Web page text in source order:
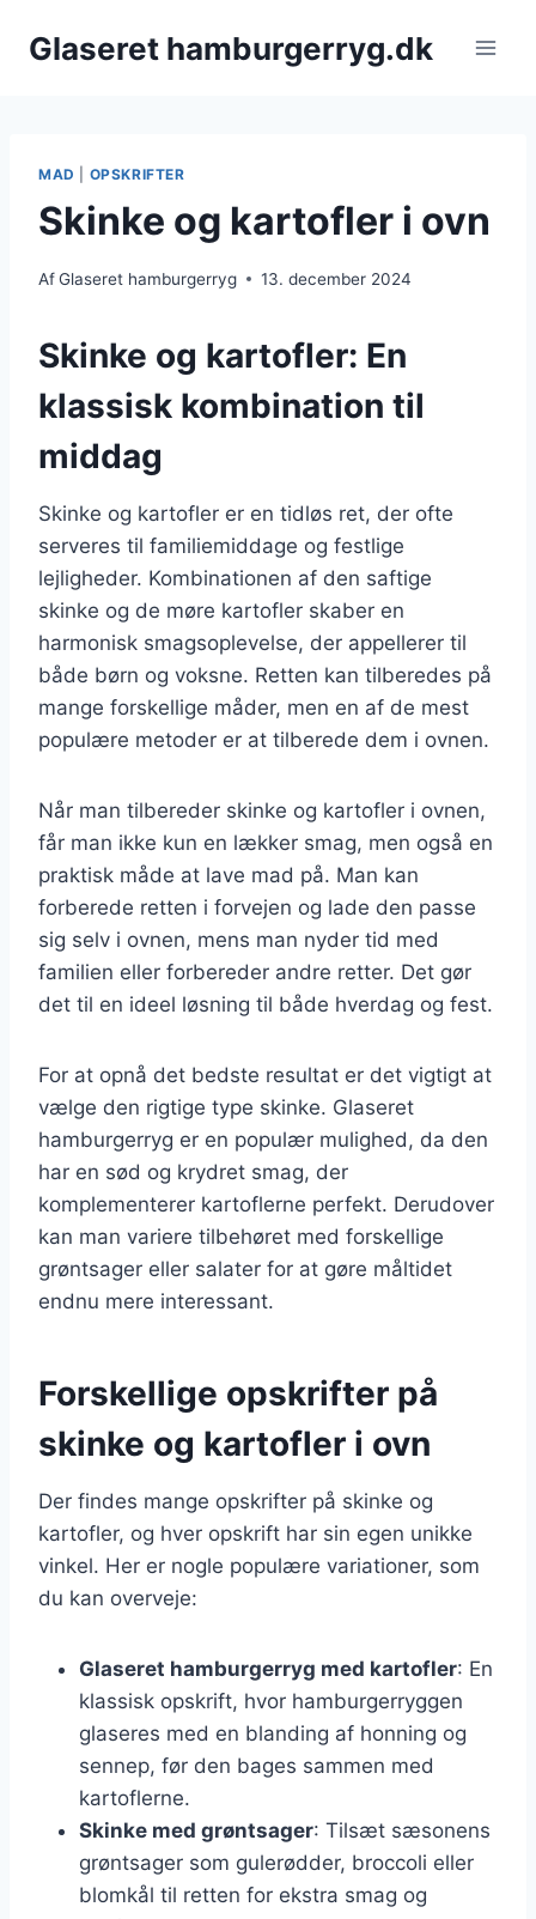
Glaseret hamburgerryg.dk
MAD OPSKRIFTER
Skinke og kartofler i ovn
AfGlaseret hamburgerryg 13. december 2024
Skinke og kartofler: En
klassisk kombination til
middag
Skinke og kartofler er en tidløs ret, der ofte
serveres til familiemiddage og festlige
lejligheder. Kombinationen af den saftige
skinke og de møre kartofler skaber en
harmonisk smagsoplevelse, der appellerer til
både børn og voksne. Retten kan tilberedes på
mange forskellige måder, men en af de mest
populære metoder er at tilberede dem i ovnen.
Når man tilbereder skinke og kartofler i ovnen,
får man ikke kun en lækker smag, men også en
praktisk måde at lave mad på. Man kan
forberede retten i forvejen og lade den passe
sig selv i ovnen, mens man nyder tid med
familien eller forbereder andre retter. Det gør
det til en ideel løsning til både hverdag og fest.
For at opnå det bedste resultat er det vigtigt at
vælge den rigtige type skinke. Glaseret
hamburgerryg er en populær mulighed, da den
har en sød og krydret smag, der
komplementerer kartoflerne perfekt. Derudover
kan man variere tilbehøret med forskellige
grøntsager eller salater for at gøre måltidet
endnu mere interessant.
Forskellige opskrifter på
skinke og kartofler i ovn
Der findes mange opskrifter på skinke og
kartofler, og hver opskrift har sin egen unikke
vinkel. Her er nogle populære variationer, som
du kan overveje:
Glaseret hamburgerryg med kartofler: En
klassisk opskrift, hvor hamburgerryggen
glaseres med en blanding af honning og
sennep, før den bages sammen med
kartoflerne.
Skinke med grøntsager: Tilsæt sæsonens
grøntsager som gulerødder, broccoli eller
blomkål til retten for ekstra smag og